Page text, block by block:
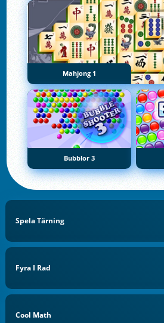
Mahjong 1
Bubblor 3
Spela Tärning
Fyra I Rad
Cool Math